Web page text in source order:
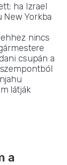
ha Izrael
Yorkba
nincs
csupán a
látják
a